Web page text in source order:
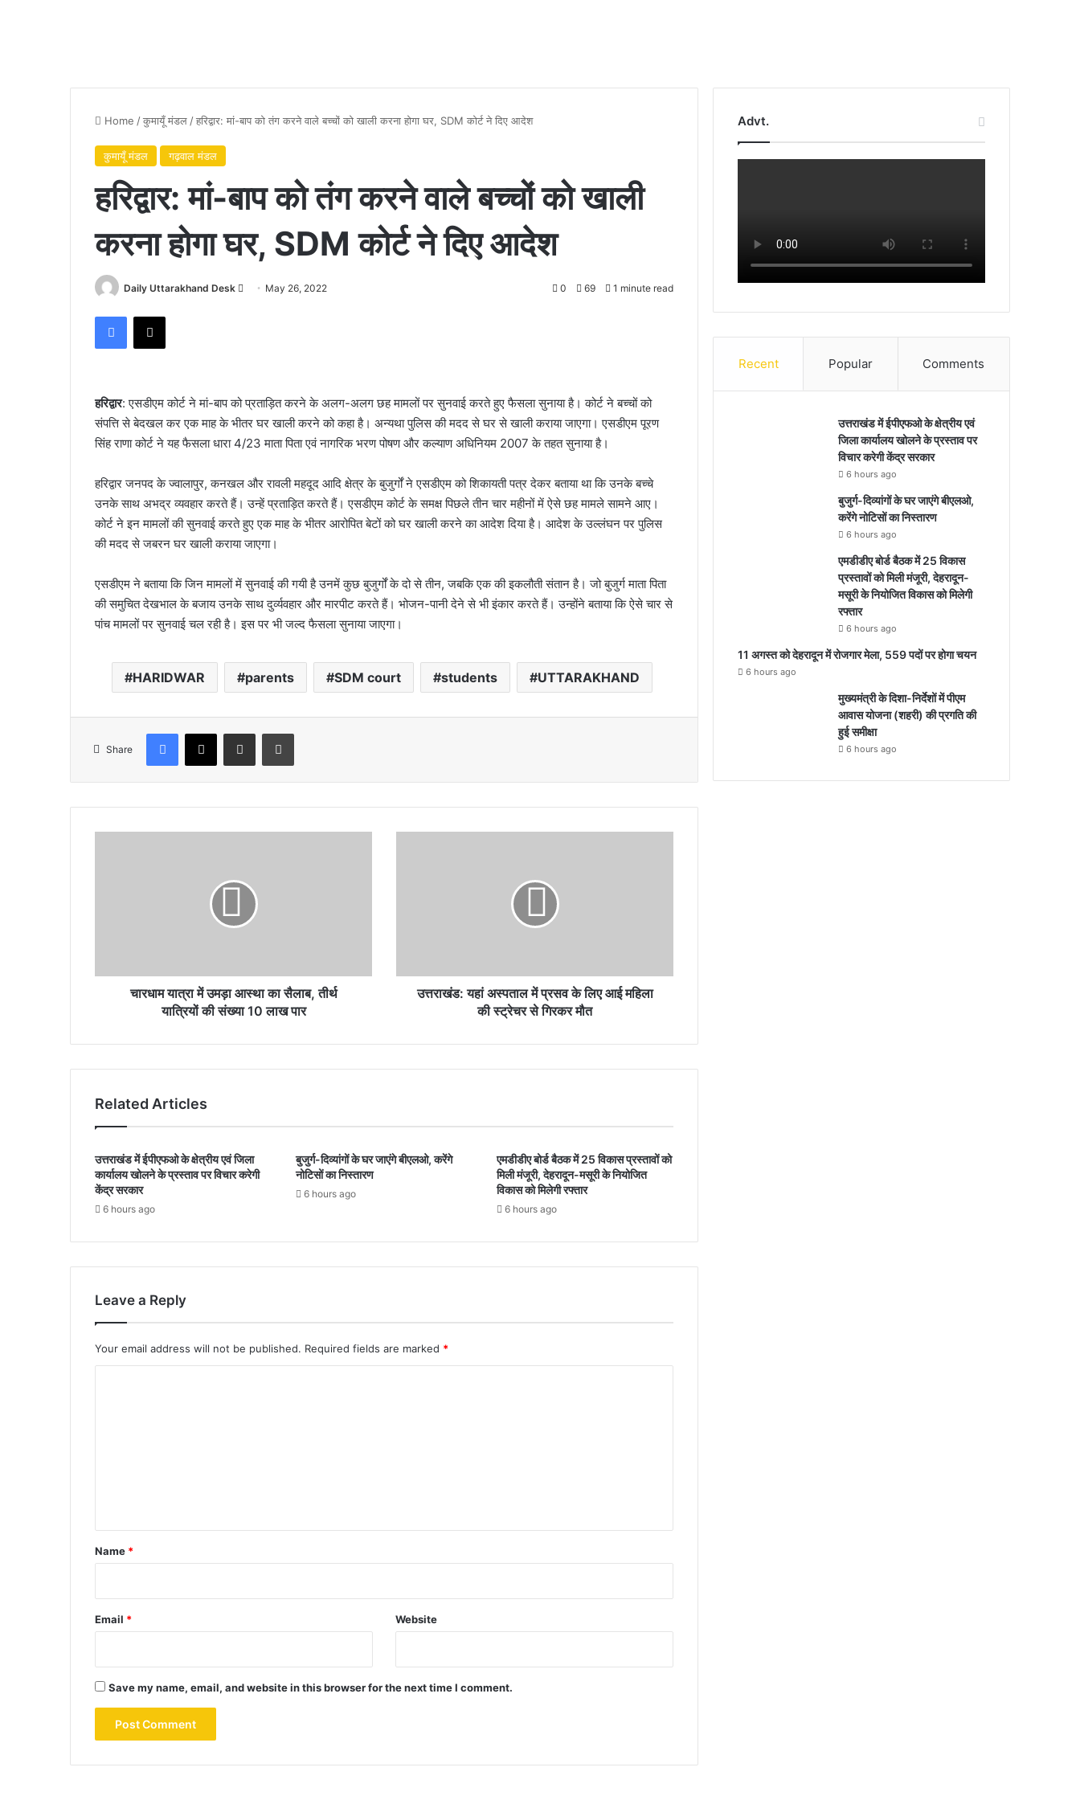
Home /कुमायूँ मंडल /हरिद्वार: मां-बाप को तंग करने वाले बच्चों को खाली करना होगा घर, SDM कोर्ट ने दिए आदेश
कुमायूँ मंडल गढ़वाल मंडल
हरिद्वार: मां-बाप को तंग करने वाले बच्चों को खाली
करना होगा घर, SDM कोर्ट ने दिए आदेश
Daily Uttarakhand Desk
Send May 26, 2022 0 69 1 minute read
Facebook
X
हरिद्वार: एसडीएम कोर्ट ने मां-बाप को प्रताड़ित करने के अलग-अलग छह मामलों पर सुनवाई करते हुए फैसला सुनाया है। कोर्ट ने बच्चों को
संपत्ति से बेदखल कर एक माह के भीतर घर खाली करने को कहा है। अन्यथा पुलिस की मदद से घर से खाली कराया जाएगा। एसडीएम पूरण
सिंह राणा कोर्ट ने यह फैसला धारा 4/23 माता पिता एवं नागरिक भरण पोषण और कल्याण अधिनियम 2007 के तहत सुनाया है।
हरिद्वार जनपद के ज्वालापुर, कनखल और रावली महदूद आदि क्षेत्र के बुजुर्गों ने एसडीएम को शिकायती पत्र देकर बताया था कि उनके बच्चे
उनके साथ अभद्र व्यवहार करते हैं। उन्हें प्रताड़ित करते हैं। एसडीएम कोर्ट के समक्ष पिछले तीन चार महीनों में ऐसे छह मामले सामने आए।
कोर्ट ने इन मामलों की सुनवाई करते हुए एक माह के भीतर आरोपि‍त बेटों को घर खाली करने का आदेश दिया है। आदेश के उल्लंघन पर पुलिस
की मदद से जबरन घर खाली कराया जाएगा।
एसडीएम ने बताया कि जिन मामलों में सुनवाई की गयी है उनमें कुछ बुजुर्गों के दो से तीन, जबकि एक की इकलौती संतान है। जो बुजुर्ग माता पिता
की समुचित देखभाल के बजाय उनके साथ दुर्व्यवहार और मारपीट करते हैं। भोजन-पानी देने से भी इंकार करते हैं। उन्होंने बताया कि ऐसे चार से
पांच मामलों पर सुनवाई चल रही है। इस पर भी जल्द फैसला सुनाया जाएगा।
HARIDWAR parents SDM court students UTTARAKHAND
Share
Facebook
X Share via Email Print
यात्रियों
लाख
चारधाम यात्रा में उमड़ा आस्था का सैलाब, तीर्थ
यात्रियों की संख्या 10 लाख पार
महिला
गिरकर
उत्तराखंड: यहां अस्पताल में प्रसव के लिए आई महिला
की स्ट्रेचर से गिरकर मौत
Related Articles
उत्तराखंड में ईपीएफओ के क्षेत्रीय एवं जिला
कार्यालय खोलने के प्रस्ताव पर विचार करेगी
केंद्र सरकार
6 hours ago
बुजुर्ग-दिव्यांगों के घर जाएंगे बीएलओ, करेंगे
नोटिसों का निस्तारण
6 hours ago
एमडीडीए बोर्ड बैठक में 25 विकास प्रस्तावों को
मिली मंजूरी, देहरादून-मसूरी के नियोजित
विकास को मिलेगी रफ्तार
6 hours ago
Leave a Reply
Your email address will not be published. Required fields are marked *
*
Name *
Email * Website
Save my name, email, and website in this browser for the next time I comment.
Advt.
Recent Popular Comments
उत्तराखंड में ईपीएफओ के क्षेत्रीय एवं
जिला कार्यालय खोलने के प्रस्ताव पर
विचार करेगी केंद्र सरकार
6 hours ago
बुजुर्ग-दिव्यांगों के घर जाएंगे बीएलओ,
करेंगे नोटिसों का निस्तारण
6 hours ago
एमडीडीए बोर्ड बैठक में 25 विकास
प्रस्तावों को मिली मंजूरी, देहरादून-
मसूरी के नियोजित विकास को मिलेगी
रफ्तार
6 hours ago
11 अगस्त को देहरादून में रोजगार मेला, 559 पदों पर होगा चयन
6 hours ago
मुख्यमंत्री के दिशा-निर्देशों में पीएम
आवास योजना (शहरी) की प्रगति की
हुई समीक्षा
6 hours ago